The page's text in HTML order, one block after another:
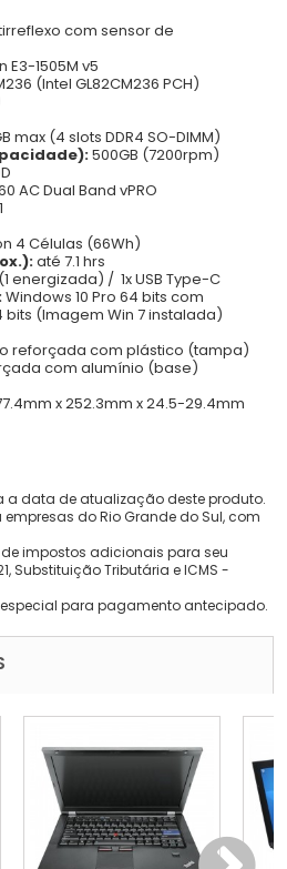
com sensor de
E3-1505M v5
(Intel GL82CM236 PCH)
max (4 slots DDR4 SO-DIMM)
500GB (7200rpm)
AC Dual Band vPRO
4 Células (66Wh)
até 7.1 hrs
energizada) / 1x USB Type-C
Windows 10 Pro 64 bits com
bits (Imagem Win 7 instalada)
reforçada com plástico (tampa)
com alumínio (base)
x 252.3mm x 24.5-29.4mm
data de atualização deste produto.
do Rio Grande do Sul, com
impostos adicionais para seu
Substituição Tributária e ICMS -
para pagamento antecipado.